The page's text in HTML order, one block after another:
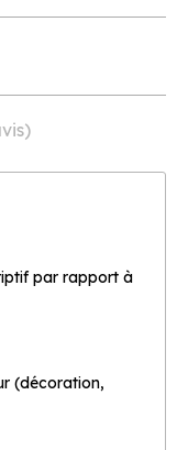
)
par rapport à
(décoration,